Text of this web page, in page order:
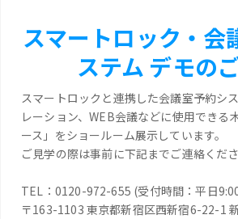
スマートロック・会
ステム デモの
スマートロックと連携した会議室予約シ
レーション、WEB会議などに使用できる
ース」をショールーム展示しています。
ご見学の際は事前に下記までご連絡くださ
TEL：0120-972-655 (受付時間：平日
〒163-1103 東京都新宿区西新宿6-22-1